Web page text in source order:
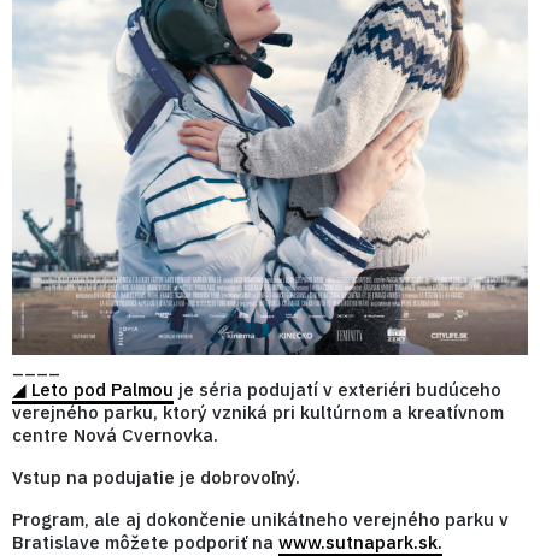
◢ Leto pod Palmou je séria podujatí v exteriéri budúceho
verejného parku, ktorý vzniká pri kultúrnom a kreatívnom
centre Nová Cvernovka.
Vstup na podujatie je dobrovoľný.
Program, ale aj dokončenie unikátneho verejného parku v
Bratislave môžete podporiť na www.sutnapark.sk.